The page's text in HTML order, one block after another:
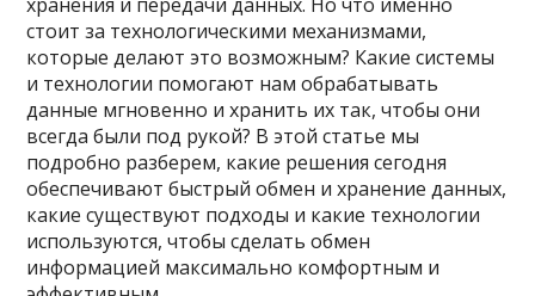
стоит за технологическими механизмами,
которые делают это возможным? Какие системы
и технологии помогают нам обрабатывать
данные мгновенно и хранить их так, чтобы они
всегда были под рукой? В этой статье мы
подробно разберем, какие решения сегодня
обеспечивают быстрый обмен и хранение данных,
какие существуют подходы и какие технологии
используются, чтобы сделать обмен
информацией максимально комфортным и